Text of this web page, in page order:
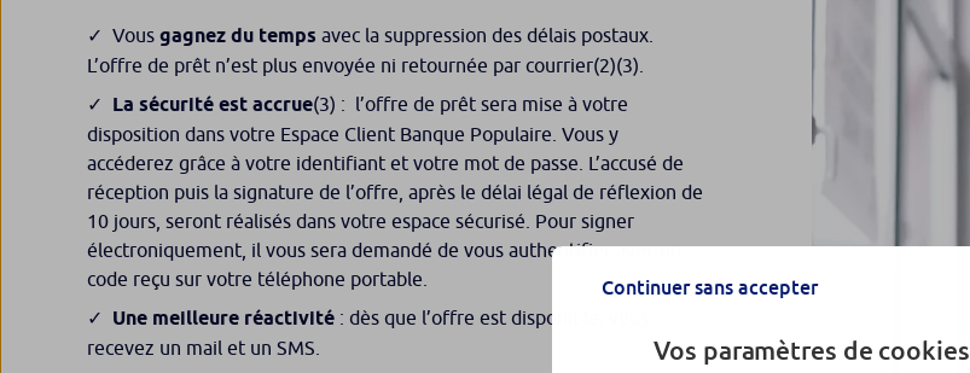
Vous gagnez du temps avec la suppression des délais postaux.
L’offre de prêt n’est plus envoyée ni retournée par courrier(2)(3).
La sécurité est accrue(3) : l’offre de prêt sera mise à votre
disposition dans votre Espace Client Banque Populaire. Vous y
accéderez grâce à votre identifiant et votre mot de passe. L’accusé de
réception puis la signature de l’offre, après le délai légal de réflexion de
10 jours, seront réalisés dans votre espace sécurisé. Pour signer
électroniquement, il vous sera demandé de vous authentifier avec un
code reçu sur votre téléphone portable.
Une meilleure réactivité : dès que l’offre est disponible, vous
recevez un mail et un SMS.
Continuer sans accepter
Vos paramètres de cookies